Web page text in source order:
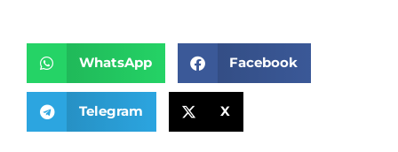
WhatsApp Facebook
Telegram X